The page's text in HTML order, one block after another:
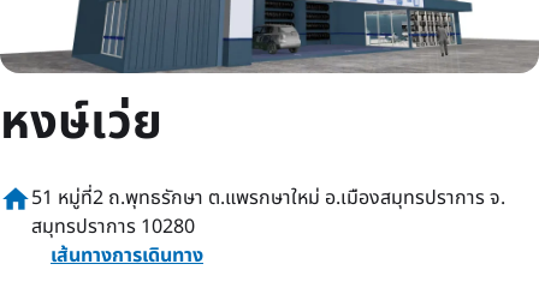
หงษ์เว่ย
home51 หมู่ที่2 ถ.พุทธรักษา ต.แพรกษาใหม่ อ.เมืองสมุทรปราการ จ.
สมุทรปราการ 10280
เส้นทางการเดินทาง